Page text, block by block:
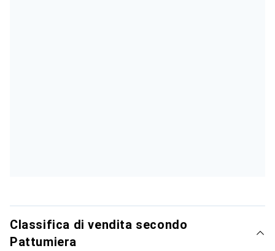
Classifica di vendita secondo
Pattumiera